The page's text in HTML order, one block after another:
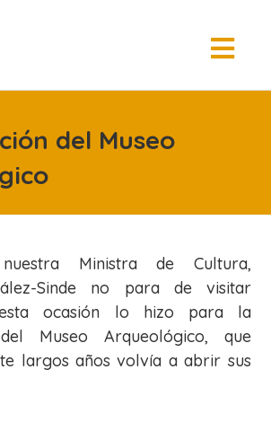
del Museo
nuestra Ministra de Cultura,
Sinde no para de visitar
ocasión lo hizo para la
Museo Arqueológico, que
largos años volvía a abrir sus